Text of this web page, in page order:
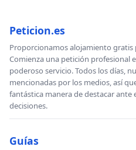
Peticion.es
Proporcionamos alojamiento gratis
Comienza una petición profesional
poderoso servicio. Todos los días,
mencionadas por los medios, así
fantástica manera de destacar
decisiones.
Guías